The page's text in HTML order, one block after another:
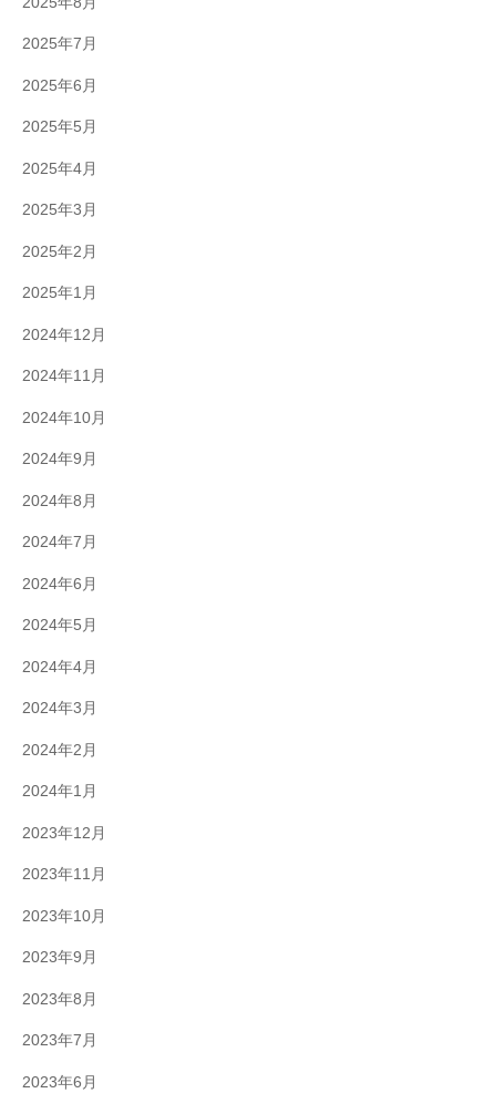
2025年7月
2025年6月
2025年5月
2025年4月
2025年3月
2025年2月
2025年1月
2024年12月
2024年11月
2024年10月
2024年9月
2024年8月
2024年7月
2024年6月
2024年5月
2024年4月
2024年3月
2024年2月
2024年1月
2023年12月
2023年11月
2023年10月
2023年9月
2023年8月
2023年7月
2023年6月